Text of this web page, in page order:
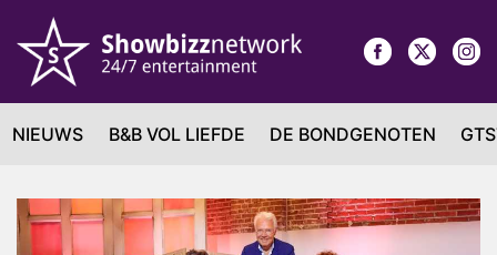
NIEUWS B&B VOL LIEFDE DE BONDGENOTEN